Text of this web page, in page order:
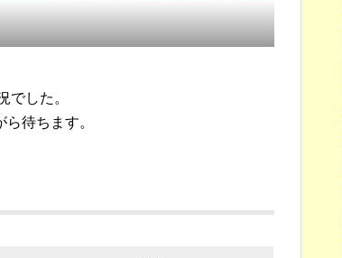
でした。
待ちます。